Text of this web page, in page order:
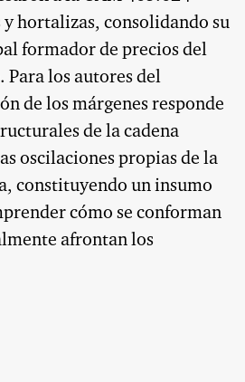
hortalizas, consolidando su
formador de precios del
Para los autores del
de los márgenes responde
de la cadena
oscilaciones propias de la
constituyendo un insumo
cómo se conforman
afrontan los